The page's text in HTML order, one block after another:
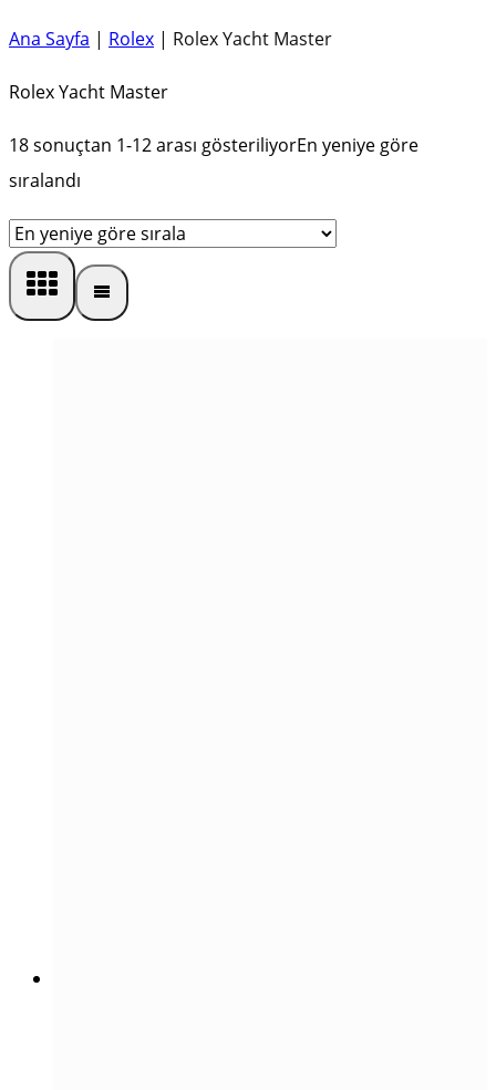
Ana Sayfa | Rolex | Rolex Yacht Master
Rolex Yacht Master
18 sonuçtan 1-12 arası gösteriliyorEn yeniye göre
sıralandı